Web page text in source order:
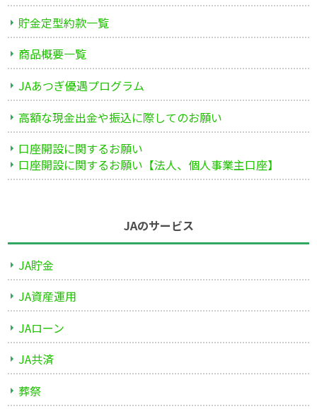
貯金定型約款一覧
商品概要一覧
JAあつぎ優遇プログラム
高額な現金出金や振込に際してのお願い
口座開設に関するお願い
口座開設に関するお願い【法人、個人事業主口座】
JAのサービス
JA貯金
JA資産運用
JAローン
JA共済
葬祭